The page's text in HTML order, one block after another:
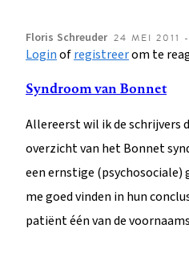
Floris Schreuder 24 MEI 2011
Loginofregistreerom te
Syndroom van Bonnet
Allereerst wil ik de schrijvers
overzicht van het Bonnet
een ernstige (psychosociale)
me goed vinden in hun
patiënt één van de